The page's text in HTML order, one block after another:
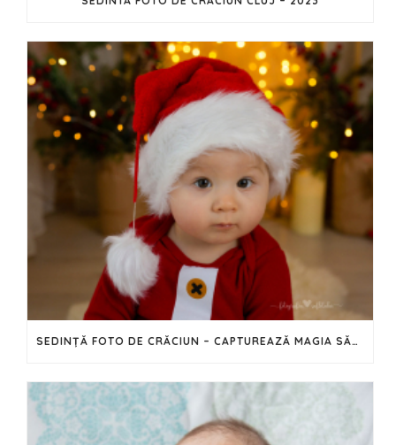
SEDINȚĂ FOTO DE CRĂCIUN – CAPTUREAZĂ MAGIA SĂRBĂTORILOR ÎN IMAGINI